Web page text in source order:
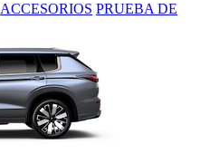
ACCESORIOS PRUEBA DE